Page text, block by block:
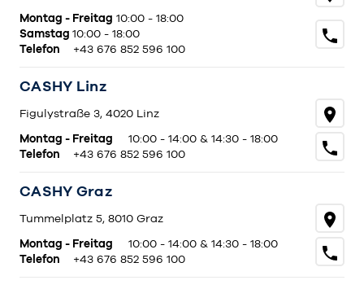
Montag - Freitag 10:00 - 18:00
Samstag 10:00 - 18:00
Telefon
+43 676 852 596 100
CASHY Linz
Figulystraße 3, 4020 Linz
Montag - Freitag
10:00 - 14:00 & 14:30 - 18:00
Telefon
+43 676 852 596 100
CASHY Graz
Tummelplatz 5, 8010 Graz
Montag - Freitag
10:00 - 14:00 & 14:30 - 18:00
Telefon
+43 676 852 596 100